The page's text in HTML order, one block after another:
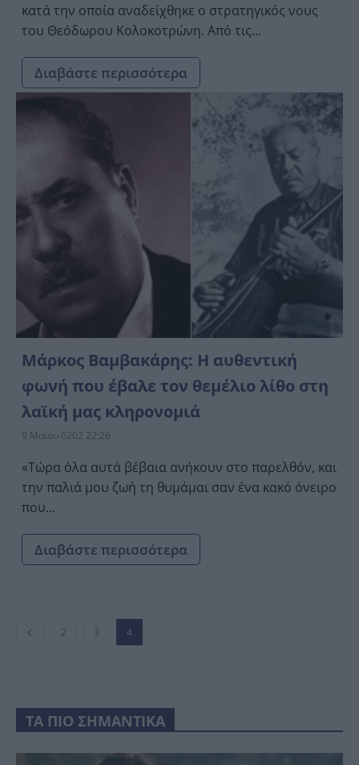
κατά την οποία αναδείχθηκε ο στρατηγικός νους
του Θεόδωρου Κολοκοτρώνη. Από τις...
Διαβάστε περισσότερα
Μάρκος Βαμβακάρης: Η αυθεντική
φωνή που έβαλε τον θεμέλιο λίθο στη
λαϊκή μας κληρονομιά
9 Μαΐου 0202 22:26
«Τώρα όλα αυτά βέβαια ανήκουν στο παρελθόν, και
την παλιά μου ζωή τη θυμάμαι σαν ένα κακό όνειρο
που...
Διαβάστε περισσότερα
2 3 4
ΤΑ ΠΙΟ ΣΗΜΑΝΤΙΚΑ